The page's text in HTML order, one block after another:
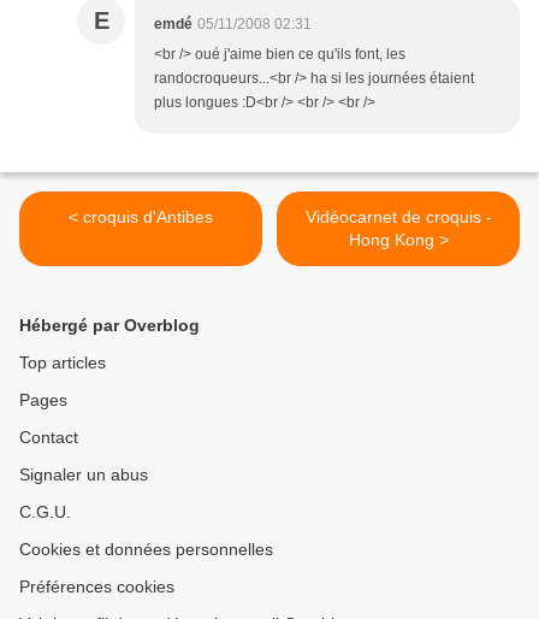
E emdé 05/11/2008 02:31
<br /> oué j'aime bien ce qu'ils font, les
randocroqueurs...<br /> ha si les journées étaient
plus longues :D<br /> <br /> <br />
< croquis d'Antibes
Vidéocarnet de croquis -
Hong Kong >
Hébergé par Overblog
Top articles
Pages
Contact
Signaler un abus
C.G.U.
Cookies et données personnelles
Préférences cookies